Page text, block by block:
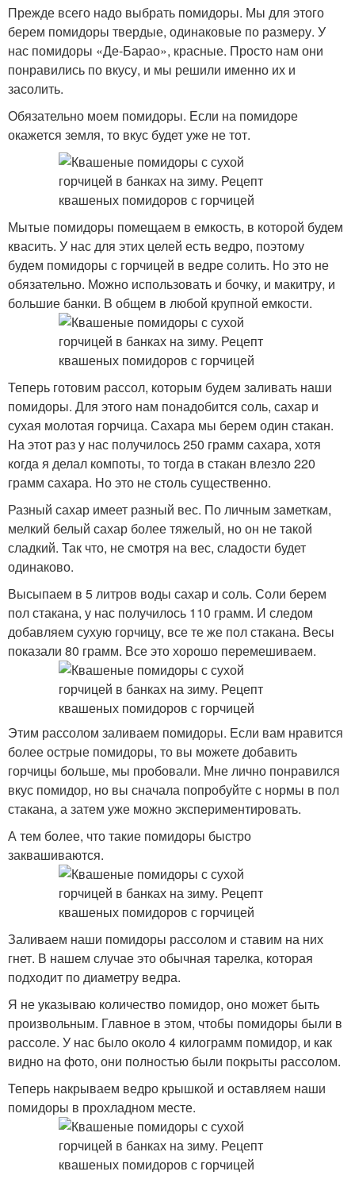
Прежде всего надо выбрать помидоры. Мы для этого
берем помидоры твердые, одинаковые по размеру. У
нас помидоры «Де-Барао», красные. Просто нам они
понравились по вкусу, и мы решили именно их и
засолить.
Обязательно моем помидоры. Если на помидоре
окажется земля, то вкус будет уже не тот.
Мытые помидоры помещаем в емкость, в которой будем
квасить. У нас для этих целей есть ведро, поэтому
будем помидоры с горчицей в ведре солить. Но это не
обязательно. Можно использовать и бочку, и макитру, и
большие банки. В общем в любой крупной емкости.
Теперь готовим рассол, которым будем заливать наши
помидоры. Для этого нам понадобится соль, сахар и
сухая молотая горчица. Сахара мы берем один стакан.
На этот раз у нас получилось 250 грамм сахара, хотя
когда я делал компоты, то тогда в стакан влезло 220
грамм сахара. Но это не столь существенно.
Разный сахар имеет разный вес. По личным заметкам,
мелкий белый сахар более тяжелый, но он не такой
сладкий. Так что, не смотря на вес, сладости будет
одинаково.
Высыпаем в 5 литров воды сахар и соль. Соли берем
пол стакана, у нас получилось 110 грамм. И следом
добавляем сухую горчицу, все те же пол стакана. Весы
показали 80 грамм. Все это хорошо перемешиваем.
Этим рассолом заливаем помидоры. Если вам нравится
более острые помидоры, то вы можете добавить
горчицы больше, мы пробовали. Мне лично понравился
вкус помидор, но вы сначала попробуйте с нормы в пол
стакана, а затем уже можно экспериментировать.
А тем более, что такие помидоры быстро
заквашиваются.
Заливаем наши помидоры рассолом и ставим на них
гнет. В нашем случае это обычная тарелка, которая
подходит по диаметру ведра.
Я не указываю количество помидор, оно может быть
произвольным. Главное в этом, чтобы помидоры были в
рассоле. У нас было около 4 килограмм помидор, и как
видно на фото, они полностью были покрыты рассолом.
Теперь накрываем ведро крышкой и оставляем наши
помидоры в прохладном месте.